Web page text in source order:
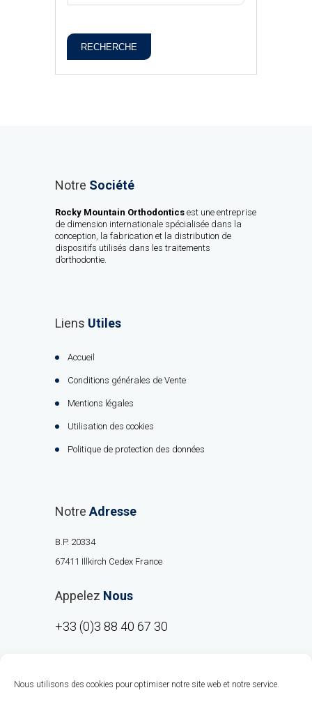
Nous utilisons des cookies pour optimiser notre site web et notre service.
RECHERCHE
Notre Société
Rocky Mountain Orthodontics est une entreprise
de dimension internationale spécialisée dans la
conception, la fabrication et la distribution de
dispositifs utilisés dans les traitements
d’orthodontie.
Liens Utiles
Accueil
Conditions générales de Vente
Mentions légales
Utilisation des cookies
Politique de protection des données
Notre Adresse
B.P. 20334
67411 Illkirch Cedex France
Appelez Nous
+33 (0)3 88 40 67 30